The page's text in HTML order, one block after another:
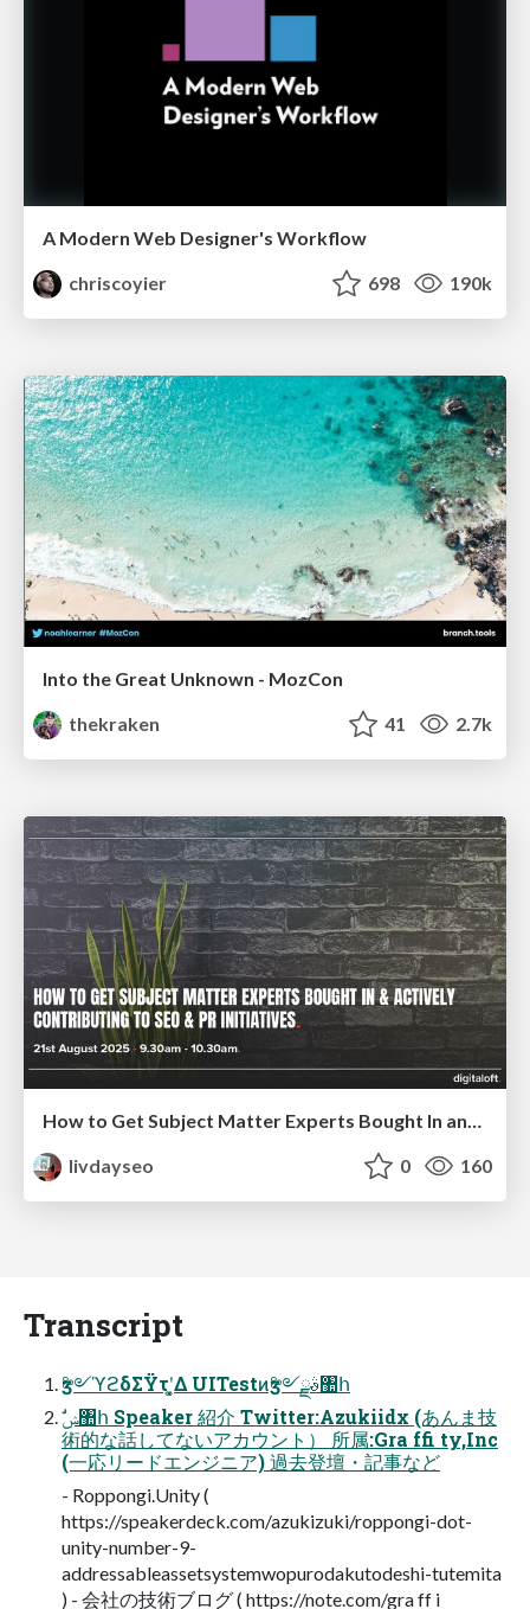
A Modern Web Designer's Workflow
chriscoyier
698 190k
Into the Great Unknown - MozCon
thekraken
41 2.7k
livdayseo
0 160
Transcript
ӡ༻ϓϩδΣΫτʹ͓͚Δ UITestͷӡ༻ࣄྫ঺հ
術的な話してないアカウント） 所属:Gra ffi ty,Inc
(一応リードエンジニア) 過去登壇・記事など
- Roppongi.Unity (
https://speakerdeck.com/azukizuki/roppongi-dot-
unity-number-9-
addressableassetsystemwopurodakutodeshi-tutemita
) - 会社の技術ブログ ( https://note.com/gra ff i